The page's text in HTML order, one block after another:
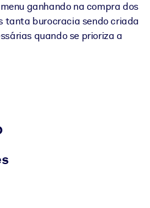
ganhando na compra dos
tanta burocracia sendo criada
quando se prioriza a